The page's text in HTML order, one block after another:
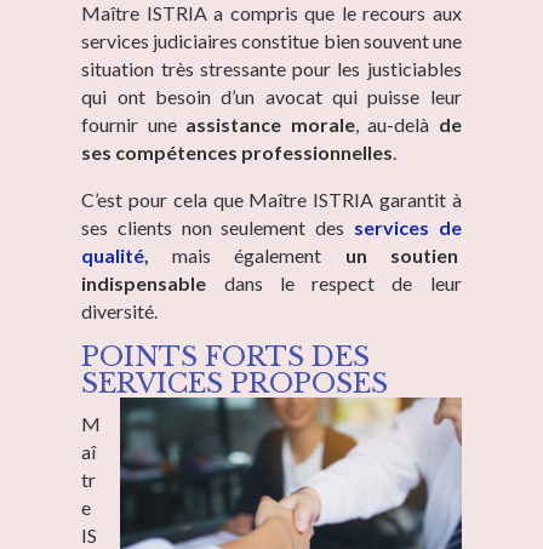
Maître ISTRIA a compris que le recours aux
services judiciaires constitue bien souvent une
situation très stressante pour les justiciables
qui ont besoin d’un avocat qui puisse leur
fournir une assistance morale, au-delà de
ses compétences professionnelles.
C’est pour cela que Maître ISTRIA garantit à
ses clients non seulement des services de
qualité,mais également un soutien
indispensable dans le respect de leur
diversité.
POINTS FORTS DES
SERVICES PROPOSES
M
aî
tr
e
IS